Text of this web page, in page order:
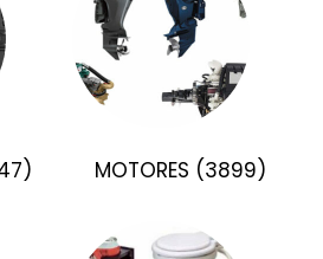
MOTORES (3899)